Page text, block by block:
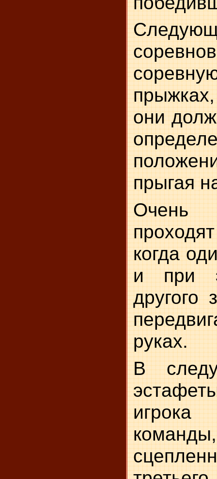
они
прыгая
когда
и при
другого
руках.
В